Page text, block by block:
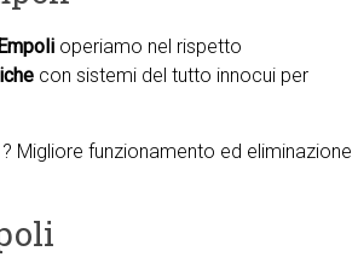
operiamo nel rispetto
con sistemi del tutto innocui per
? Migliore funzionamento ed eliminazione